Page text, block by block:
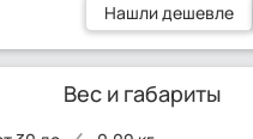
Нашли дешевле
Вес и габариты